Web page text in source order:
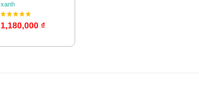
xanh
1,180,000 ₫